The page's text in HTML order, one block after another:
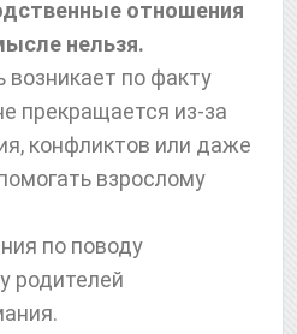
отношения
нельзя.
возникает по факту
прекращается из-за
конфликтов или даже
взрослому
по поводу
родителей